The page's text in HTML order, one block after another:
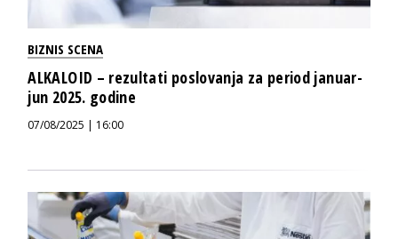
BIZNIS SCENA
ALKALOID – rezultati poslovanja za period januar-
jun 2025. godine
07/08/2025 | 16:00